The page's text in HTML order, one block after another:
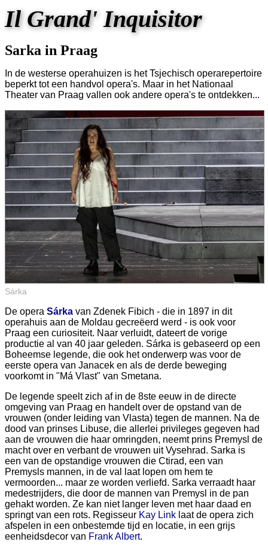
Il Grand' Inquisitor
Sarka in Praag
In de westerse operahuizen is het Tsjechisch operarepertoire
beperkt tot een handvol opera's. Maar in het Nationaal
Theater van Praag vallen ook andere opera's te ontdekken...
Sárka
De opera Sárka van Zdenek Fibich - die in 1897 in dit
operahuis aan de Moldau gecreëerd werd - is ook voor
Praag een curiositeit. Naar verluidt, dateert de vorige
productie al van 40 jaar geleden. Sárka is gebaseerd op een
Boheemse legende, die ook het onderwerp was voor de
eerste opera van Janacek en als de derde beweging
voorkomt in "Má Vlast" van Smetana.
De legende speelt zich af in de 8ste eeuw in de directe
omgeving van Praag en handelt over de opstand van de
vrouwen (onder leiding van Vlasta) tegen de mannen. Na de
dood van prinses Libuse, die allerlei privileges gegeven had
aan de vrouwen die haar omringden, neemt prins Premysl de
macht over en verbant de vrouwen uit Vysehrad. Sarka is
een van de opstandige vrouwen die Ctirad, een van
Premysls mannen, in de val laat lopen om hem te
vermoorden... maar ze worden verliefd. Sarka verraadt haar
medestrijders, die door de mannen van Premysl in de pan
gehakt worden. Ze kan niet langer leven met haar daad en
springt van een rots. Regisseur Kay Link laat de opera zich
afspelen in een onbestemde tijd en locatie, in een grijs
eenheidsdecor van Frank Albert.